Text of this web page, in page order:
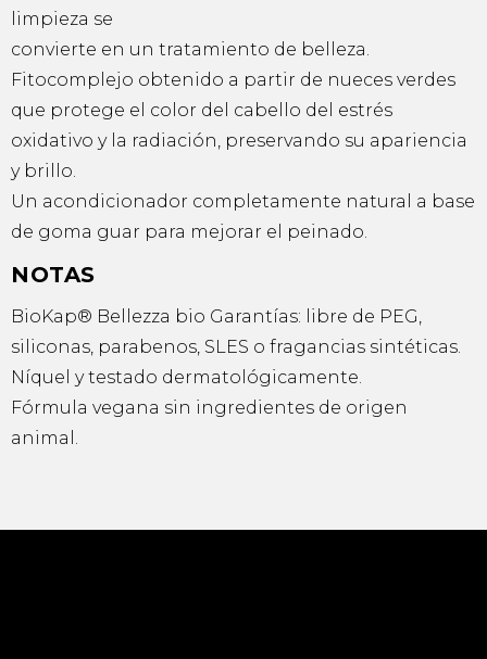
limpieza se
convierte en un tratamiento de belleza.
Fitocomplejo obtenido a partir de nueces verdes
que protege el color del cabello del estrés
oxidativo y la radiación, preservando su apariencia
y brillo.
Un acondicionador completamente natural a base
de goma guar para mejorar el peinado.
NOTAS
BioKap® Bellezza bio Garantías: libre de PEG,
siliconas, parabenos, SLES o fragancias sintéticas.
Níquel y testado dermatológicamente.
Fórmula vegana sin ingredientes de origen
animal.